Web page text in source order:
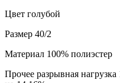
Цвет голубой
Размер 40/2
Материал 100% полиэстер
Прочее разрывная